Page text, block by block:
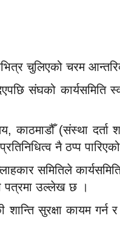
चुलिएको चरम
संघको
काठमाडौँ (संस्था
नै ठप्प
समितिले
पत्रमा उल्लेख छ ।
शान्ति सुरक्षा कायम